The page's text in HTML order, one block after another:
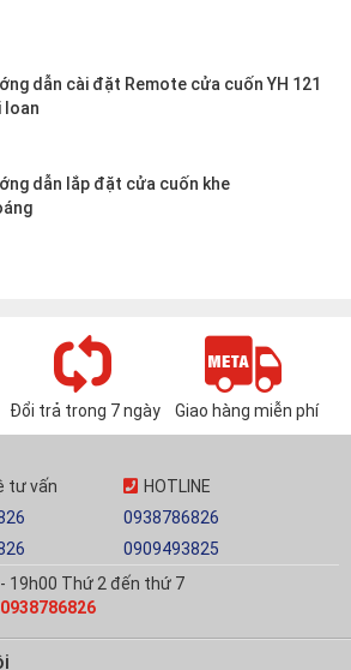
Đổi trả trong 7 ngày Giao hàng miễn phí
tư vấn
HOTLINE
19h00 Thứ 2 đến thứ 7